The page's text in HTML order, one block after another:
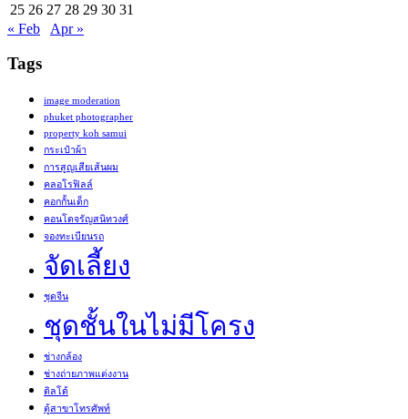
25 26 27 28 29 30 31
« Feb
Apr »
Tags
image moderation
phuket photographer
property koh samui
กระเป๋าผ้า
การสูญเสียเส้นผม
คลอโรฟิลล์
คอกกั้นเด็ก
คอนโดจรัญสนิทวงศ์
จองทะเบียนรถ
จัดเลี้ยง
ชุดจีน
ชุดชั้นในไม่มีโครง
ช่างกล้อง
ช่างถ่ายภาพแต่งงาน
ดิลโด้
ตู้สาขาโทรศัพท์